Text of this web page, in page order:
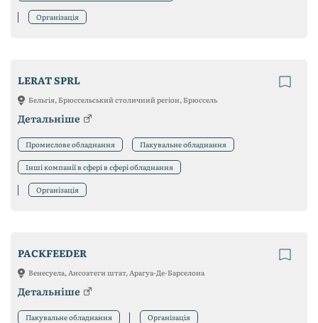
Організація
LERAT SPRL
Бельгія, Брюссельський столичний регіон, Брюссель
Детальніше
Промислове обладнання Пакувальне обладнання
Інші компанії в сфері в сфері обладнання
Організація
PACKFEEDER
Венесуела, Ансоатеги штат, Арагуа-Де-Барселона
Детальніше
Пакувальне обладнання Організація